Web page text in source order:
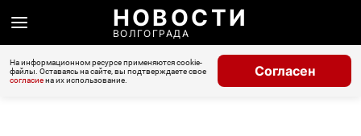
НОВОСТИ
ВОЛГОГРАДА
На информационном ресурсе применяются cookie-
файлы. Оставаясь на сайте, вы подтверждаете свое
согласиена их использование.
Согласен